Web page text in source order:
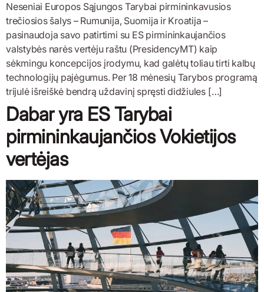
Neseniai Europos Sąjungos Tarybai pirmininkavusios
trečiosios šalys – Rumunija, Suomija ir Kroatija –
pasinaudoja savo patirtimi su ES pirmininkaujančios
valstybės narės vertėju raštu (PresidencyMT) kaip
sėkmingu koncepcijos įrodymu, kad galėtų toliau tirti kalbų
technologijų pajėgumus. Per 18 mėnesių Tarybos programą
trijulė išreiškė bendrą uždavinį spręsti didžiules […]
Dabar yra ES Tarybai
pirmininkaujančios Vokietijos
vertėjas